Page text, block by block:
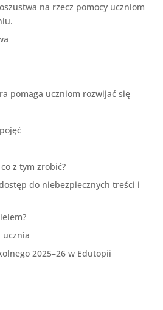
na rzecz pomocy uczniom
pomaga uczniom rozwijać się
z tym zrobić?
do niebezpiecznych treści i
ucznia
2025–26 w Edutopii